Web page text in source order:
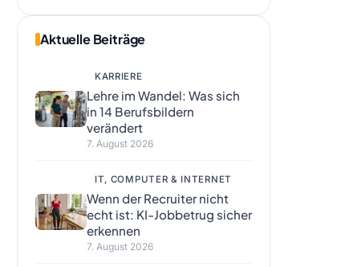
Aktuelle Beiträge
KARRIERE
Lehre im Wandel: Was sich
in 14 Berufsbildern
verändert
7. August 2026
IT, COMPUTER & INTERNET
Wenn der Recruiter nicht
echt ist: KI-Jobbetrug sicher
erkennen
7. August 2026